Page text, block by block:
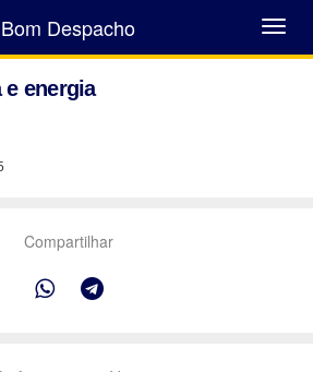
Abrir
Menu
Despacho
e energia
Compartilhar